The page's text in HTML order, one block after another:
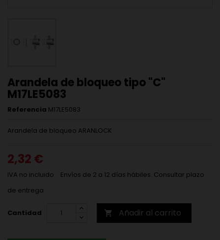
Arandela de bloqueo tipo "C"
M17LE5083
Referencia M17LE5083
Arandela de bloqueo ARANLOCK
2,32 €
IVA no incluido
Envíos de 2 a 12 días hábiles. Consultar plazo
de entrega
Cantidad  Añadir al carrito